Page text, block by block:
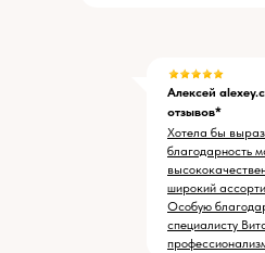
Алексей
отзывов*
Хотела бы
благодарность
широкий
Особую
специалисту